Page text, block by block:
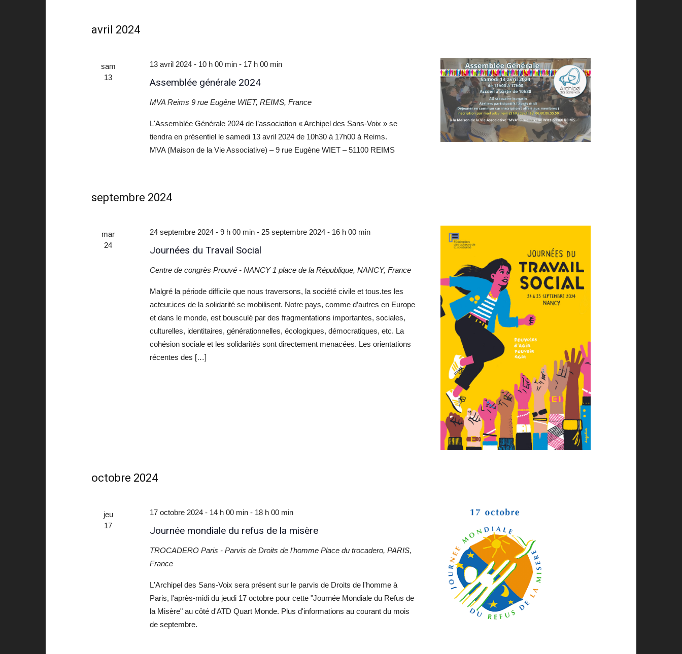
avril 2024
sam
13
Assemblée générale 2024
13 avril 2024 - 10 h 00 min- 17 h 00 min
MVA Reims 9 rue Eugêne WIET, REIMS, France
L'Assemblée Générale 2024 de l’association « Archipel des Sans-Voix » se
tiendra en présentiel le samedi 13 avril 2024 de 10h30 à 17h00 à Reims.
MVA (Maison de la Vie Associative) – 9 rue Eugène WIET – 51100 REIMS
septembre 2024
mar
24
Journées du Travail Social
24 septembre 2024 - 9 h 00 min- 25 septembre 2024 - 16 h 00 min
Centre de congrès Prouvé - NANCY 1 place de la République, NANCY, France
Malgré la période difficile que nous traversons, la société civile et tous.tes les
acteur.ices de la solidarité se mobilisent. Notre pays, comme d’autres en Europe
et dans le monde, est bousculé par des fragmentations importantes, sociales,
culturelles, identitaires, générationnelles, écologiques, démocratiques, etc. La
cohésion sociale et les solidarités sont directement menacées. Les orientations
récentes des […]
octobre 2024
jeu
17
Journée mondiale du refus de la misère
17 octobre 2024 - 14 h 00 min- 18 h 00 min
TROCADERO Paris - Parvis de Droits de l'homme Place du trocadero, PARIS,
France
L'Archipel des Sans-Voix sera présent sur le parvis de Droits de l'homme à
Paris, l'après-midi du jeudi 17 octobre pour cette "Journée Mondiale du Refus de
la Misère" au côté d'ATD Quart Monde. Plus d'informations au courant du mois
de septembre.